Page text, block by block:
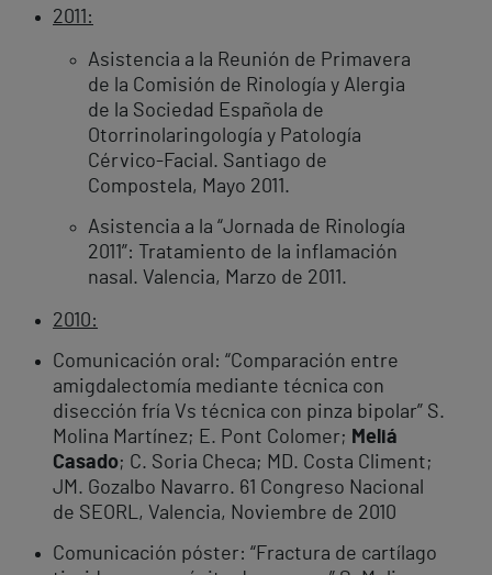
2011:
Asistencia a la Reunión de Primavera
de la Comisión de Rinología y Alergia
de la Sociedad Española de
Otorrinolaringología y Patología
Cérvico-Facial. Santiago de
Compostela, Mayo 2011.
Asistencia a la “Jornada de Rinología
2011”: Tratamiento de la inflamación
nasal. Valencia, Marzo de 2011.
2010:
Comunicación oral: “Comparación entre
amigdalectomía mediante técnica con
disección fría Vs técnica con pinza bipolar” S.
Molina Martínez; E. Pont Colomer; Meliá
Casado; C. Soria Checa; MD. Costa Climent;
JM. Gozalbo Navarro. 61 Congreso Nacional
de SEORL, Valencia, Noviembre de 2010
Comunicación póster: “Fractura de cartílago